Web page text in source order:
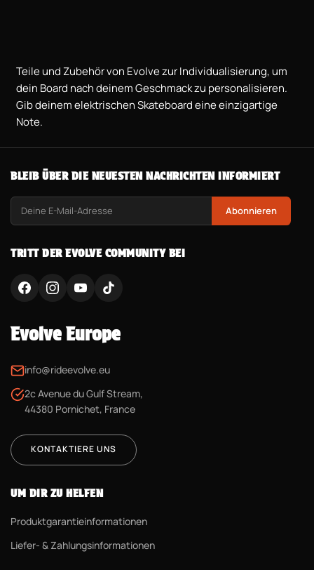
Teile und Zubehör von Evolve zur Individualisierung, um
dein Board nach deinem Geschmack zu personalisieren.
Gib deinem elektrischen Skateboard eine einzigartige
Note.
BLEIB ÜBER DIE NEUESTEN NACHRICHTEN INFORMIERT
Abonnieren
TRITT DER EVOLVE COMMUNITY BEI
Evolve Europe
info@rideevolve.eu
2c Avenue du Gulf Stream,
44380 Pornichet, France
KONTAKTIERE UNS
UM DIR ZU HELFEN
Produktgarantieinformationen
Liefer- & Zahlungsinformationen